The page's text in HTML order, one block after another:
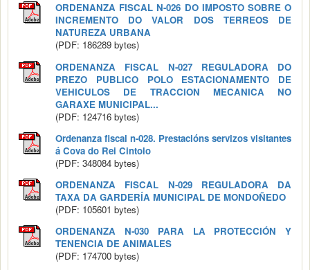
ORDENANZA FISCAL N-026 DO IMPOSTO SOBRE O
INCREMENTO DO VALOR DOS TERREOS DE
NATUREZA URBANA
(PDF: 186289 bytes)
ORDENANZA FISCAL N-027 REGULADORA DO
PREZO PUBLICO POLO ESTACIONAMENTO DE
VEHICULOS DE TRACCION MECANICA NO
GARAXE MUNICIPAL...
(PDF: 124716 bytes)
Ordenanza fiscal n-028. Prestacións servizos visitantes
á Cova do Rei Cintolo
(PDF: 348084 bytes)
ORDENANZA FISCAL N-029 REGULADORA DA
TAXA DA GARDERÍA MUNICIPAL DE MONDOÑEDO
(PDF: 105601 bytes)
ORDENANZA N-030 PARA LA PROTECCIÓN Y
TENENCIA DE ANIMALES
(PDF: 174700 bytes)